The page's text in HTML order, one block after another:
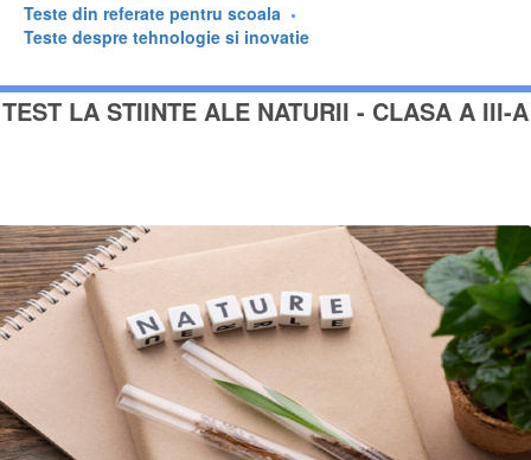
Teste din referate pentru scoala
Teste despre tehnologie si inovatie
TEST LA STIINTE ALE NATURII - CLASA A III-A